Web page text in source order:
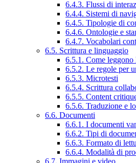
6.4.3. Flussi di
6.4.4. Sistemi di
6.4.5. Tipologie di
6.4.6. Ontologie e
6.4.7. Vocabolari
6.5. Scrittura e linguaggio
6.5.1. Come leggono
6.5.2. Le regole per
6.5.3. Microtesti
6.5.4. Scrittura
6.5.5. Content
6.5.6. Traduzione e
6.6. Documenti
6.6.1. I documenti
6.6.2. Tipi di
6.6.3. Formato di
6.6.4. Modalità di
6.7. Immagini e video